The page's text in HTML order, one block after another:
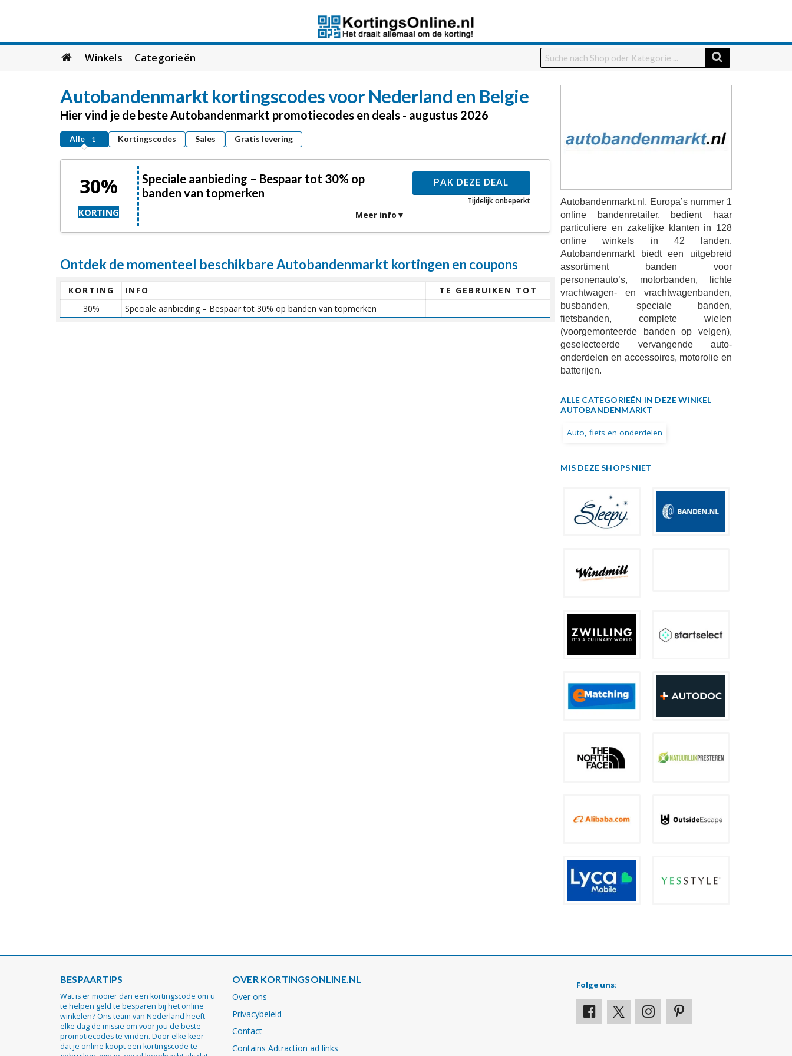
Skip
to
Winkels Categorieën
Autobandenmarkt.nl, Europa’s nummer 1
online bandenretailer, bedient haar
particuliere en zakelijke klanten in 128
online winkels in 42 landen.
Autobandenmarkt biedt een uitgebreid
assortiment banden voor
personenauto’s, motorbanden, lichte
vrachtwagen- en vrachtwagenbanden,
busbanden, speciale banden,
fietsbanden, complete wielen
(voorgemonteerde banden op velgen),
geselecteerde vervangende auto-
onderdelen en accessoires, motorolie en
batterijen.
ALLE CATEGORIEËN IN DEZE WINKEL
AUTOBANDENMARKT
Auto, fiets en onderdelen
MIS DEZE SHOPS NIET
Autobandenmarktkortingscodes voor Nederland en Belgie
Hier vind je de beste Autobandenmarkt promotiecodes en deals - augustus 2026
Alle 1 Kortingscodes Sales Gratis levering
30%
KORTING
Speciale aanbieding – Bespaar tot 30% op
banden van topmerken
Meer info
PAK DEZE DEAL
Tijdelijk onbeperkt
Ontdek de momenteel beschikbare Autobandenmarkt kortingen en coupons
KORTING INFO
TE GEBRUIKEN TOT
30%
Speciale aanbieding – Bespaar tot 30% op banden van topmerken
BESPAARTIPS
Wat is er mooier dan een kortingscode om u
te helpen geld te besparen bij het online
winkelen? Ons team van Nederland heeft
elke dag de missie om voor jou de beste
promotiecodes te vinden. Door elke keer
dat je online koopt een kortingscode te
OVER KORTINGSONLINE.NL
Over ons
Privacybeleid
Contact
Contains Adtraction ad links
Folge uns: